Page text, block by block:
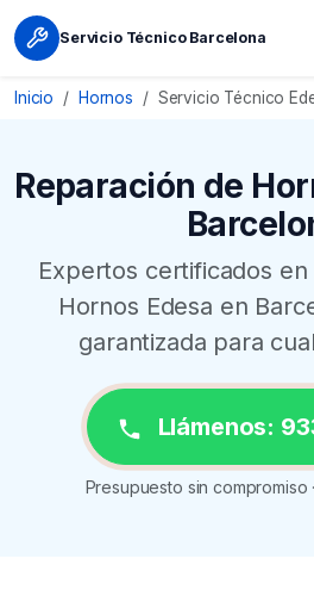
Servicio Técnico Barcelona
Inicio Hornos Servicio Técnico
Reparación de
Expertos certificados
Hornos Edesa en
garantizada para
Llámenos:
Presupuesto sin compromiso